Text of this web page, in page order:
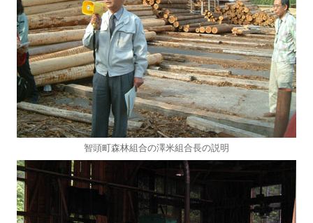
智頭町森林組合の澤米組合長の説明